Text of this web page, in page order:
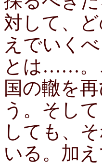
対して、
えでいく
とは……。
国の轍を
う。そし
しても、
いる。加